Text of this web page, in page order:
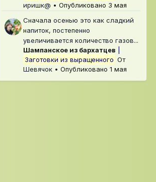
иришк@ •Опубликовано 3 мая
Сначала осенью это как сладкий
напиток, постепенно
увеличивается количество газов...
Шампанское из бархатцев
Заготовки из выращенного От
Шевячок •Опубликовано1 мая